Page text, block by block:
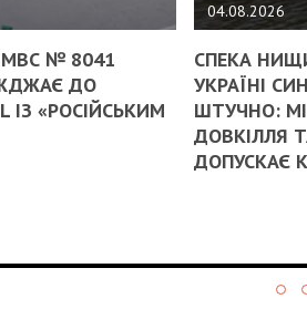
МВС № 8041
ДО
ІЗ «РОСІЙСЬКИМ
04.08.2026
СПЕКА
УКРАЇНІ
ШТУЧНО:
ДОВКІЛЛЯ
ДОПУСКАЄ